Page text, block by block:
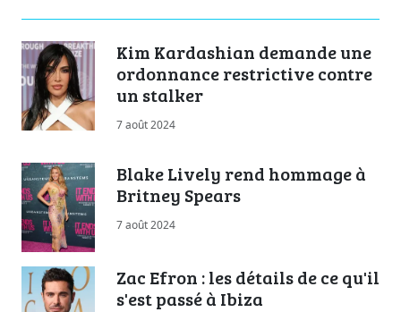
Kim Kardashian demande une
ordonnance restrictive contre
un stalker
7 août 2024
Blake Lively rend hommage à
Britney Spears
7 août 2024
Zac Efron : les détails de ce qu'il
s'est passé à Ibiza